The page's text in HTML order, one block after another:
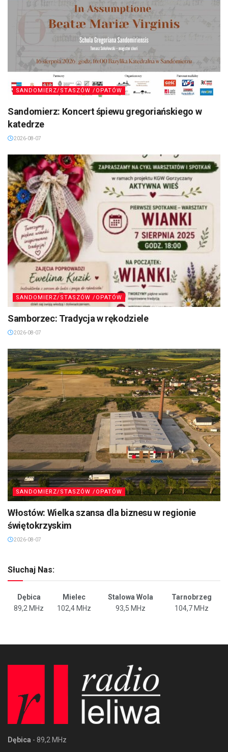
SANDOMIERZ/STASZÓW /OPATÓW
Sandomierz: Koncert śpiewu gregoriańskiego w
katedrze
2026-08-07
SANDOMIERZ/STASZÓW /OPATÓW
Samborzec: Tradycja w rękodziele
2026-08-07
SANDOMIERZ/STASZÓW /OPATÓW
Włostów: Wielka szansa dla biznesu w regionie
świętokrzyskim
2026-08-07
Słuchaj Nas:
Dębica Mielec Stalowa Wola
Tarnobrzeg
89,2 MHz
102,4 MHz 93,5 MHz 104,7 MHz
Dębica - 89,2 MHz